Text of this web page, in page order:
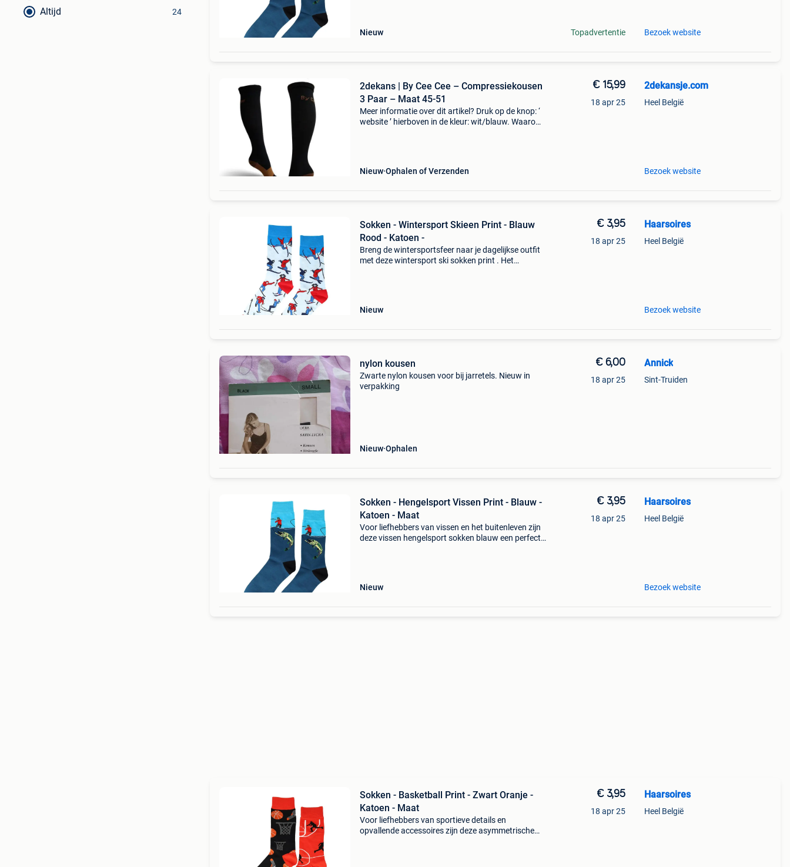
Altijd 24
Nieuw
Topadvertentie Bezoek website
2dekans | By Cee Cee – Compressiekousen
3 Paar – Maat 45-51
Meer informatie over dit artikel? Druk op de knop: ‘
website ’ hierboven in de kleur: wit/blauw. Waarom
Nieuw Ophalen of Verzenden
€ 15,99
18 apr 25
2dekansje.com
Heel België
Bezoek website
Sokken - Wintersport Skieen Print - Blauw
Rood - Katoen -
Breng de wintersportsfeer naar je dagelijkse outfit
met deze wintersport ski sokken print . Het
Nieuw
€ 3,95
18 apr 25
Haarsoires
Heel België
Bezoek website
nylon kousen
Zwarte nylon kousen voor bij jarretels. Nieuw in
verpakking
Nieuw Ophalen
€ 6,00
18 apr 25
Annick
Sint-Truiden
Sokken - Hengelsport Vissen Print - Blauw -
Katoen - Maat
Voor liefhebbers van vissen en het buitenleven zijn
deze vissen hengelsport sokken blauw een perfecte
Nieuw
€ 3,95
18 apr 25
Haarsoires
Heel België
Bezoek website
Sokken - Basketball Print - Zwart Oranje -
Katoen - Maat
Voor liefhebbers van sportieve details en
opvallende accessoires zijn deze asymmetrische
€ 3,95
18 apr 25
Haarsoires
Heel België